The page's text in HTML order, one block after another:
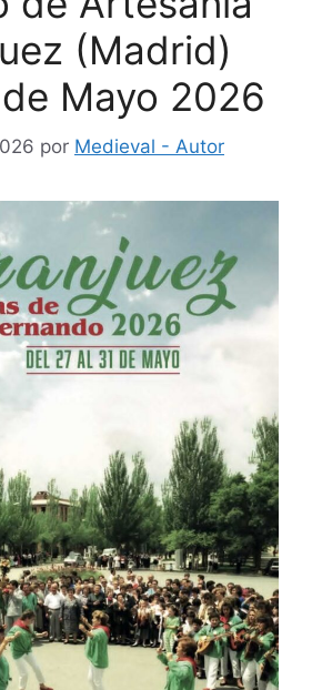
(Madrid)
Mayo 2026
por Medieval - Autor